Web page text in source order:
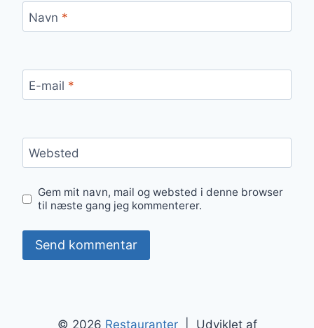
Navn *
E-mail *
Websted
Gem mit navn, mail og websted i denne browser
til næste gang jeg kommenterer.
© 2026 Restauranter| Udviklet af